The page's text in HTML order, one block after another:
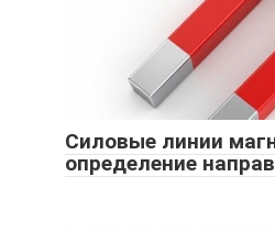
Силовые линии
определение